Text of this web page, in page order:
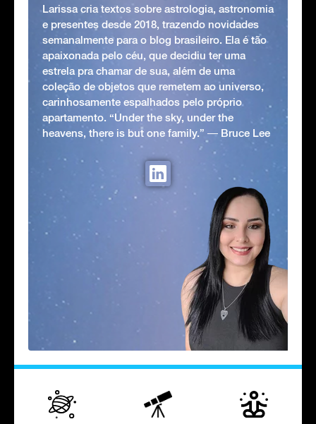
Larissa cria textos sobre astrologia, astronomia
e presentes desde 2018, trazendo novidades
semanalmente para o blog brasileiro. Ela é tão
apaixonada pelo céu, que decidiu ter uma
estrela pra chamar de sua, além de uma
coleção de objetos que remetem ao universo,
carinhosamente espalhados pelo próprio
apartamento. “Under the sky, under the
heavens, there is but one family.” ― Bruce Lee